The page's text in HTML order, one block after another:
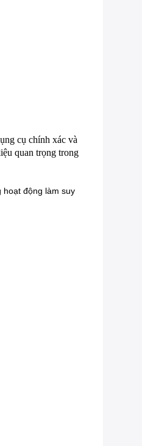
cụ chính xác và
quan trọng trong
động làm suy